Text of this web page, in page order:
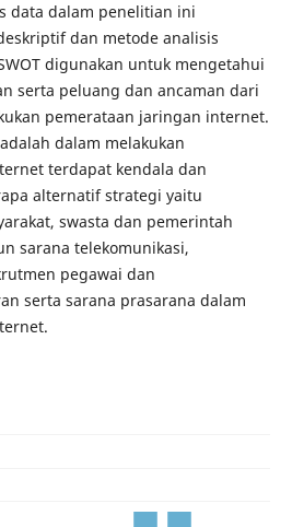
data dalam penelitian ini
dan metode analisis
digunakan untuk mengetahui
serta peluang dan ancaman dari
pemerataan jaringan internet.
dalam melakukan
terdapat kendala dan
alternatif strategi yaitu
swasta dan pemerintah
sarana telekomunikasi,
pegawai dan
serta sarana prasarana dalam